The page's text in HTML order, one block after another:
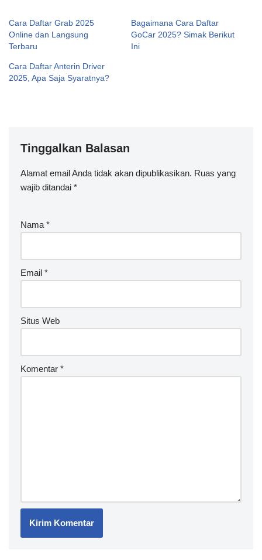
Cara Daftar Grab 2025
Online dan Langsung
Terbaru
Bagaimana Cara Daftar
GoCar 2025? Simak Berikut
Ini
Cara Daftar Anterin Driver
2025, Apa Saja Syaratnya?
Tinggalkan Balasan
Alamat email Anda tidak akan dipublikasikan. Ruas yang
wajib ditandai *
Nama *
Email *
Situs Web
Komentar *
A
lt
n
ti
v